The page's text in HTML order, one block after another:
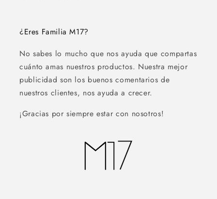
¿Eres Familia M17?
No sabes lo mucho que nos ayuda que compartas
cuánto amas nuestros productos. Nuestra mejor
publicidad son los buenos comentarios de
nuestros clientes, nos ayuda a crecer.
¡Gracias por siempre estar con nosotros!